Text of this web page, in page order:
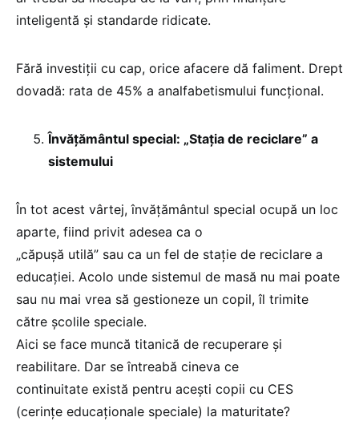
inteligentă și standarde ridicate.
Fără investiții cu cap, orice afacere dă faliment. Drept
dovadă: rata de 45% a analfabetismului funcțional.
Învățământul special: „Stația de reciclare” a
sistemului
În tot acest vârtej, învățământul special ocupă un loc
aparte, fiind privit adesea ca o
„căpușă utilă” sau ca un fel de stație de reciclare a
educației. Acolo unde sistemul de masă nu mai poate
sau nu mai vrea să gestioneze un copil, îl trimite
către școlile speciale.
Aici se face muncă titanică de recuperare și
reabilitare. Dar se întreabă cineva ce
continuitate există pentru acești copii cu CES
(cerințe educaționale speciale) la maturitate?